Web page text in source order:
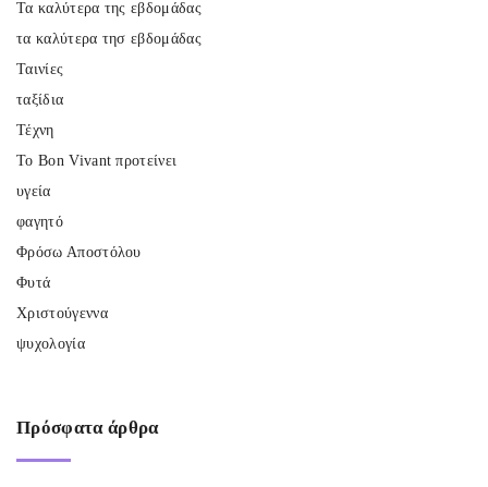
Τα καλύτερα της εβδομάδας
τα καλύτερα τησ εβδομάδας
Ταινίες
ταξίδια
Τέχνη
Το Bon Vivant προτείνει
υγεία
φαγητό
Φρόσω Αποστόλου
Φυτά
Χριστούγεννα
ψυχολογία
Πρόσφατα άρθρα